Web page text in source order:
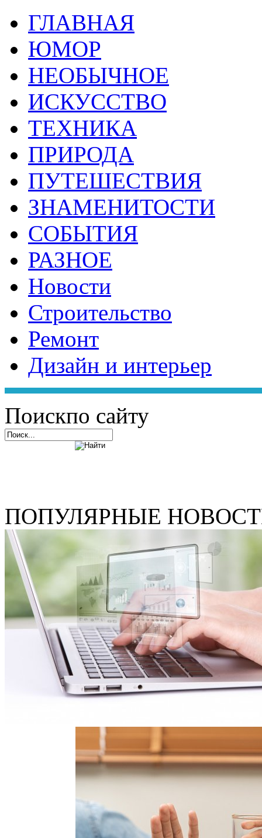
ГЛАВНАЯ
ЮМОР
НЕОБЫЧНОЕ
ИСКУССТВО
ТЕХНИКА
ПРИРОДА
ПУТЕШЕСТВИЯ
ЗНАМЕНИТОСТИ
СОБЫТИЯ
РАЗНОЕ
Новости
Строительство
Ремонт
Дизайн и интерьер
Поискпо сайту
ПОПУЛЯРНЫЕ